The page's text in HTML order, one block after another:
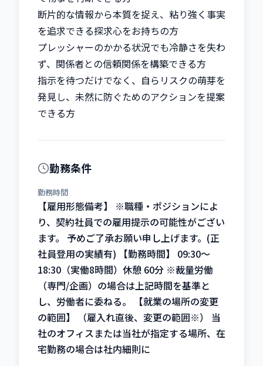
断片的な情報から本質を捉え、粘り強く事実
を追求できる探求心をお持ちの方
プレッシャーのかかる状況でも冷静さを失わ
ず、関係者との信頼関係を構築できる方
指示を待つだけでなく、自らリスクの萌芽を
発見し、未然に防ぐためのアクションを提案
できる方
勤務条件
勤務時間
【雇用形態備考】 ※職種・ポジションによ
り、契約社員での雇用提示の可能性がござい
ます。 予めご了承お願い申し上げます。(正
社員登用の実績有) 【勤務時間】 09:30～
18:30（実働8時間）休憩 60分 ※裁量労働
（専門/企画）の場合は上記時間を基準と
し、労働者に委ねる。 【就業の場所の変更
の範囲】 （雇入れ直後、変更の範囲※） 当
社のオフィスまたは当社が指定する場所、在
宅勤務の場合は社内細則に